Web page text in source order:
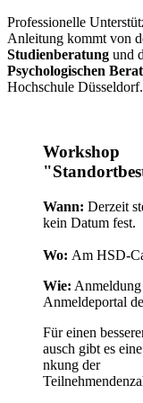
Professionelle
Anleitung kommt von
Studienberatung und
Psychologischen
Hochschule Düsseldor​f.
Workshop
Wann: Derzeit
kein Datum fest.​
Wo: Am HSD-
Wie: Anmeldung
Anmeld​eportal
Für einen
ausch gibt es
nkung der